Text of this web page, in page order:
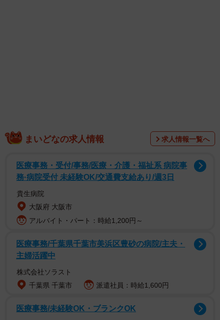
だが、インターネットショップなどではこの「クマスプレ
若い命を奪った「不適正なクマスプレー」
「【偽物のクマよけスプレーに注意して下さい】Amazonで
も正規店以外から購入すると、効果が不明な模造品が届く
場合があります。また、クマに効果のない商品なのに、
認証を得ているものを確認して購入して下さい」
そうつぶやき、X（旧Twitter）に「模造品」と「正規品」の
比較画像を投稿したのは、さまざまなユニークな生き物を
のチャンネル』を運営する、ろう・へんないきものチャン
まいどなの求人情報 求人情報一覧へ
医療事務・受付/事務/医療・介護・福祉系 病院事
務·病院受付 未経験OK/交通費支給あり/週3日
貴生病院
大阪府 大阪市
アルバイト・パート：時給1,200円～
医療事務/千葉県千葉市美浜区豊砂の病院/主夫・
主婦活躍中
株式会社ソラスト
千葉県 千葉市
派遣社員：時給1,600円
医療事務/未経験OK・ブランクOK